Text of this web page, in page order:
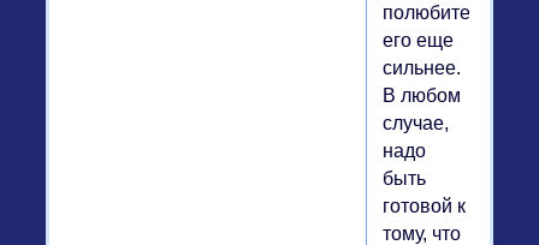
полюбите
его еще
сильнее.
В любом
случае,
надо
быть
готовой к
тому, что